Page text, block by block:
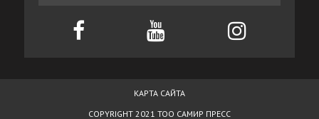
КАРТА САЙТА
COPYRIGHT 2021 ТОО САМИР ПРЕСС